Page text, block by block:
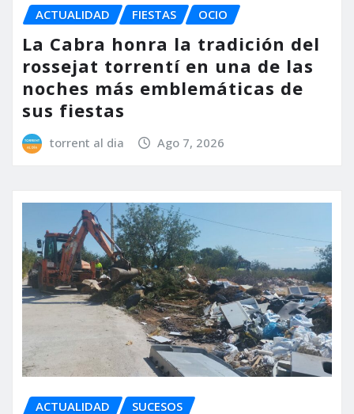
ACTUALIDAD FIESTAS OCIO
La Cabra honra la tradición del
rossejat torrentí en una de las
noches más emblemáticas de
sus fiestas
torrent al dia Ago 7, 2026
ACTUALIDAD SUCESOS